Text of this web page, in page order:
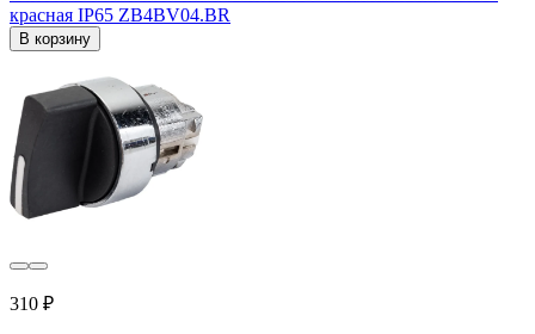
красная IP65 ZB4BV04.BR
В корзину
310 ₽